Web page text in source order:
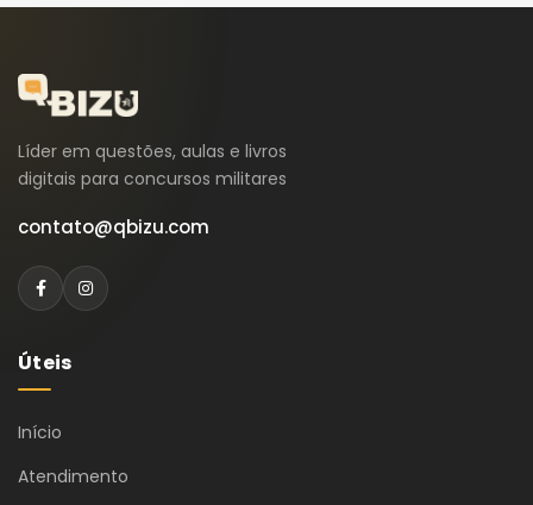
Líder em questões, aulas e livros
digitais para concursos militares
contato@qbizu.com
Úteis
Início
Atendimento